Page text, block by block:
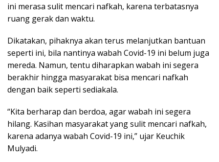
ini merasa sulit mencari nafkah, karena terbatasnya
ruang gerak dan waktu.
Dikatakan, pihaknya akan terus melanjutkan bantuan
seperti ini, bila nantinya wabah Covid-19 ini belum juga
mereda. Namun, tentu diharapkan wabah ini segera
berakhir hingga masyarakat bisa mencari nafkah
dengan baik seperti sediakala.
“Kita berharap dan berdoa, agar wabah ini segera
hilang. Kasihan masyarakat yang sulit mencari nafkah,
karena adanya wabah Covid-19 ini,” ujar Keuchik
Mulyadi.